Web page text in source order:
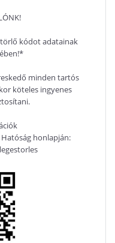
kódot adatainak
minden tartós
köteles ingyenes
honlapján: